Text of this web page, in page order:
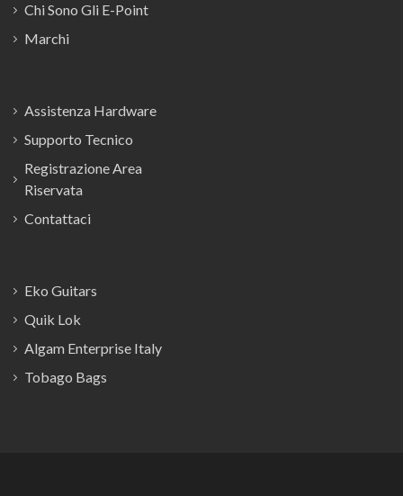
Chi Sono Gli E-Point
Marchi
Assistenza Hardware
Supporto Tecnico
Registrazione Area
Riservata
Contattaci
Eko Guitars
Quik Lok
Algam Enterprise Italy
Tobago Bags